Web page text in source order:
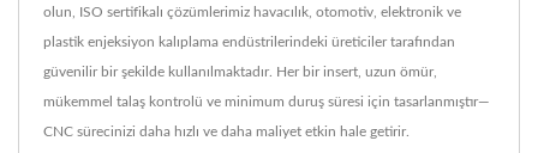
olun, ISO sertifikalı çözümlerimiz havacılık, otomotiv, elektronik ve
plastik enjeksiyon kalıplama endüstrilerindeki üreticiler tarafından
güvenilir bir şekilde kullanılmaktadır. Her bir insert, uzun ömür,
mükemmel talaş kontrolü ve minimum duruş süresi için tasarlanmıştır—
CNC sürecinizi daha hızlı ve daha maliyet etkin hale getirir.